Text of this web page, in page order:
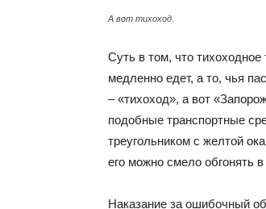
А вот тихоход.
Суть в том, что тихоходное
медленно едет, а то, чья
– «тихоход», а вот
подобные транспортные
треугольником с желтой
его можно смело обгонять
Наказание за ошибочный